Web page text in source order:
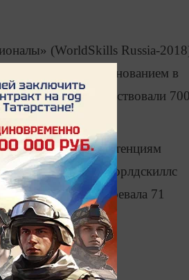
(WorldSkills Russia-
соревнованием в
участвовали
по 44 компетенциям
компетенциях «Ворлдскиллс
республики завоевала 71